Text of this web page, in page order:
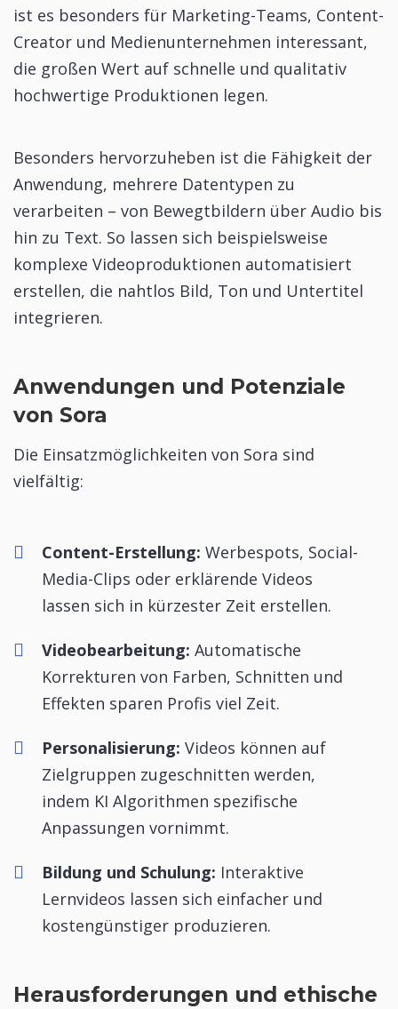
ist es besonders für Marketing-Teams, Content-
Creator und Medienunternehmen interessant,
die großen Wert auf schnelle und qualitativ
hochwertige Produktionen legen.
Besonders hervorzuheben ist die Fähigkeit der
Anwendung, mehrere Datentypen zu
verarbeiten – von Bewegtbildern über Audio bis
hin zu Text. So lassen sich beispielsweise
komplexe Videoproduktionen automatisiert
erstellen, die nahtlos Bild, Ton und Untertitel
integrieren.
Anwendungen und Potenziale
von Sora
Die Einsatzmöglichkeiten von Sora sind
vielfältig:
Content-Erstellung: Werbespots, Social-
Media-Clips oder erklärende Videos
lassen sich in kürzester Zeit erstellen.
Videobearbeitung: Automatische
Korrekturen von Farben, Schnitten und
Effekten sparen Profis viel Zeit.
Personalisierung: Videos können auf
Zielgruppen zugeschnitten werden,
indem KI Algorithmen spezifische
Anpassungen vornimmt.
Bildung und Schulung: Interaktive
Lernvideos lassen sich einfacher und
kostengünstiger produzieren.
Herausforderungen und ethische